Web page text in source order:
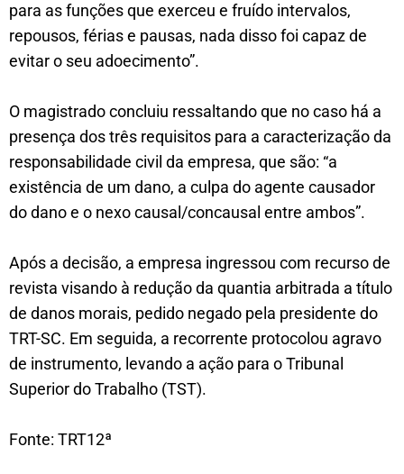
para as funções que exerceu e fruído intervalos,
repousos, férias e pausas, nada disso foi capaz de
evitar o seu adoecimento”.
O magistrado concluiu ressaltando que no caso há a
presença dos três requisitos para a caracterização da
responsabilidade civil da empresa, que são: “a
existência de um dano, a culpa do agente causador
do dano e o nexo causal/concausal entre ambos”.
Após a decisão, a empresa ingressou com recurso de
revista visando à redução da quantia arbitrada a título
de danos morais, pedido negado pela presidente do
TRT-SC. Em seguida, a recorrente protocolou agravo
de instrumento, levando a ação para o Tribunal
Superior do Trabalho (TST).
Fonte: TRT12ª